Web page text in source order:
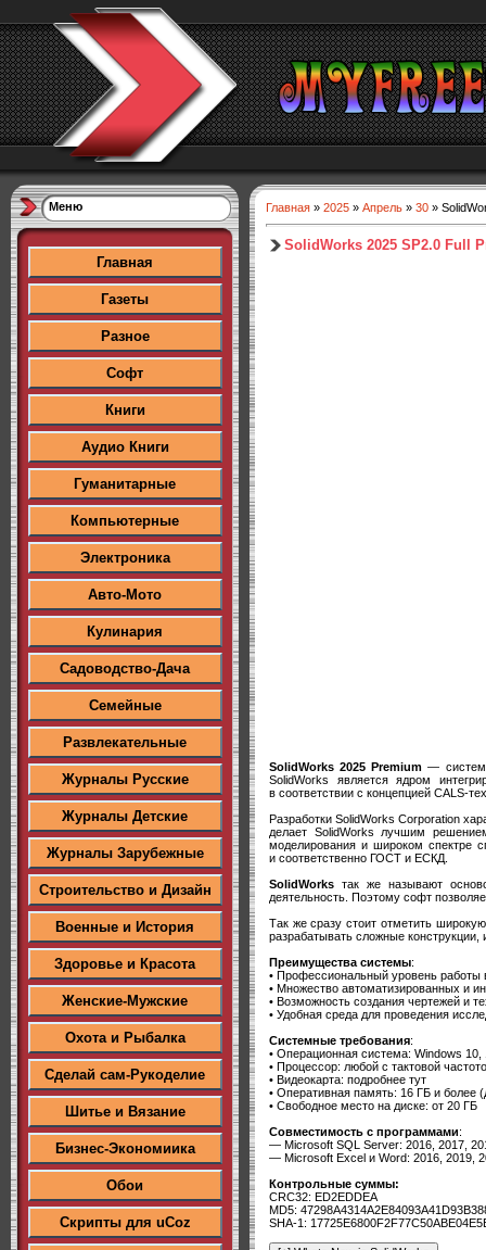
Меню
Главная
Газеты
Разное
Софт
Книги
Аудио Книги
Гуманитарные
Компьютерные
Электроника
Авто-Мото
Кулинария
Садоводство-Дача
Семейные
Развлекательные
Журналы Русские
Журналы Детские
Журналы Зарубежные
Строительство и Дизайн
Военные и История
Здоровье и Красота
Женские-Мужские
Охота и Рыбалка
Сделай сам-Рукоделие
Шитье и Вязание
Бизнес-Экономиика
Обои
Скрипты для uCoz
Главная » 2025 » Апрель » 30 »
SolidWorks 2025 SP2.0 Full
SolidWorks 2025 Premium —
SolidWorks является ядром
в соответствии с концепцией CALS-
Разработки SolidWorks Corporation
делает SolidWorks лучшим
моделирования и широком спектре
и соответственно ГОСТ и ЕСКД.
SolidWorks так же называют
деятельность. Поэтому софт
Так же сразу стоит отметить
разрабатывать сложные конструкции,
Преимущества системы:
• Профессиональный уровень
• Множество автоматизированных и
• Возможность создания чертежей и
• Удобная среда для проведения
Системные требования:
• Операционная система: Windows
• Процессор: любой с тактовой
• Видеокарта: подробнее тут
• Оперативная память: 16 ГБ и более
• Свободное место на диске: от 20 ГБ
Совместимость с программами:
— Microsoft SQL Server: 2016, 2017,
— Microsoft Excel и Word: 2016, 2019,
Контрольные суммы:
CRC32: ED2EDDEA
MD5:
SHA-1: